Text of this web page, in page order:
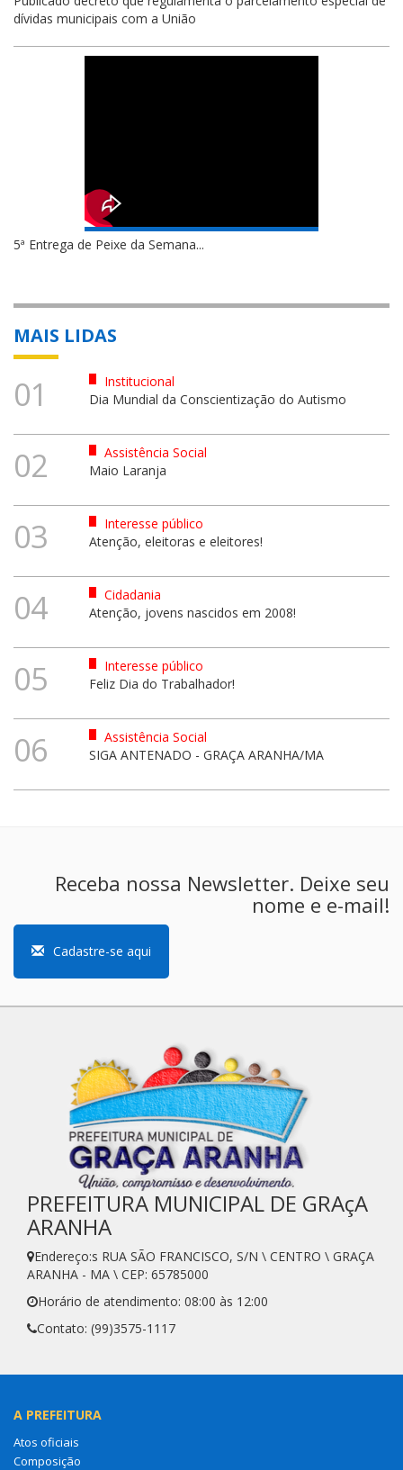
dívidas municipais com a União
5ª Entrega de Peixe da Semana...
MAIS LIDAS
01
Institucional
Dia Mundial da Conscientização do Autismo
02
Assistência Social
Maio Laranja
03
Interesse público
Atenção, eleitoras e eleitores!
04
Cidadania
Atenção, jovens nascidos em 2008!
05
Interesse público
Feliz Dia do Trabalhador!
06
Assistência Social
SIGA ANTENADO - GRAÇA ARANHA/MA
Receba nossa Newsletter. Deixe seu
nome e e-mail!
Cadastre-se aqui
PREFEITURA MUNICIPAL DE GRAçA
ARANHA
Endereço:s RUA SÃO FRANCISCO, S/N \ CENTRO \ GRAÇA
ARANHA - MA \ CEP: 65785000
Horário de atendimento: 08:00 às 12:00
Contato: (99)3575-1117
A PREFEITURA
Atos oficiais
Composição